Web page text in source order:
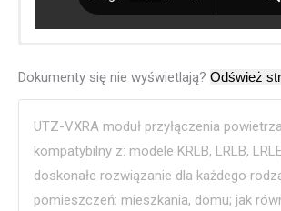
Dokumenty się nie wyświetlają?
UTZ-VXRA moduł przyłączenia
kompatybilny z: modele KRLB, LRLB,
doskonałe rozwiązanie dla każdego
pomieszczeń: mieszkania, domu; jak